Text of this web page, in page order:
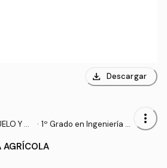
download Descargar
Y CL
· 1º Grado en Ingeniería A
more_vert
AGRÍCOLA